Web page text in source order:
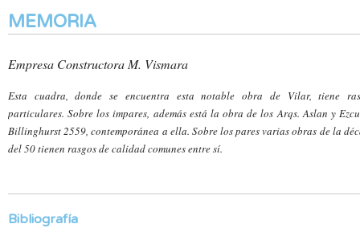
MEMORIA
Empresa Constructora M. Vismara
Esta cuadra, donde se encuentra esta notable obra de Vilar, tiene
particulares. Sobre los impares, además está la obra de los Arqs. Aslan y
Billinghurst 2559, contemporánea a ella. Sobre los pares varias obras de la
del 50 tienen rasgos de calidad comunes entre sí.
Bibliografía